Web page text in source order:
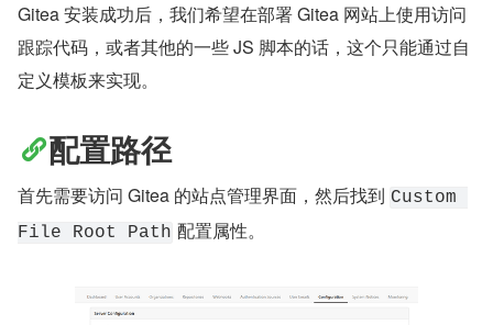
Gitea 安装成功后，我们希望在部署 Gitea 网站上使用访问
跟踪代码，或者其他的一些 JS 脚本的话，这个只能通过自
定义模板来实现。
配置路径
首先需要访问 Gitea 的站点管理界面，然后找到 Custom
File Root Path 配置属性。